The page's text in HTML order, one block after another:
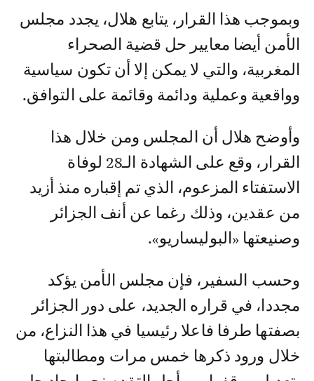
وبموجب هذا القرار، يتابع هلال، يجدد مجلس
الأمن أيضا معايير حل قضية الصحراء
المغربية، والتي لا يمكن إلا أن تكون سياسية
وواقعية وعملية ودائمة وقائمة على التوافق.
وأوضح هلال أن المجلس ومن خلال هذا
القرار، وقع على الشهادة الـ28 لوفاة
الاستفتاء المزعوم، الذي تم إقباره منذ أزيد
من عقدين، وذلك رغما عن أنف الجزائر
وصنيعتها «البوليساريو».
وحسب السفير، فإن مجلس الأمن يؤكد
مجددا، في قراره الجديد، على دور الجزائر
بصفتها طرفا فاعلا رئيسيا في هذا النزاع، من
خلال ورود ذكرها خمس مرات ومطالبتها